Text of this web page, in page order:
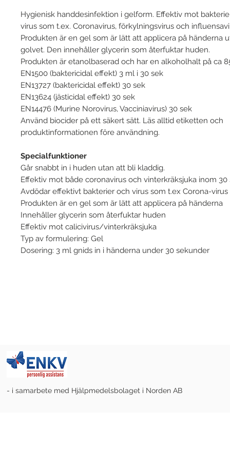
Hygienisk handdesinfektion i gelform. Effektiv mot
virus som t.ex. Coronavirus, förkylningsvirus och
Produkten är en gel som är lätt att applicera på händerna
golvet. Den innehåller glycerin som återfuktar huden.
Produkten är etanolbaserad och har en alkoholhalt på ca
EN1500 (baktericidal effekt) 3 ml i 30 sek
EN13727 (baktericidal effekt) 30 sek
EN13624 (jästicidal effekt) 30 sek
EN14476 (Murine Norovirus, Vacciniavirus) 30 sek
Använd biocider på ett säkert sätt. Läs alltid etiketten och
produktinformationen före användning.
Specialfunktioner
Går snabbt in i huden utan att bli kladdig.
Effektiv mot både coronavirus och vinterkräksjuka inom 30
Avdödar effektivt bakterier och virus som t.ex Corona-virus
Produkten är en gel som är lätt att applicera på händerna
Innehåller glycerin som återfuktar huden
Effektiv mot calicivirus/vinterkräksjuka
Typ av formulering: Gel
Dosering: 3 ml gnids in i händerna under 30 sekunder
- i samarbete med Hjälpmedelsbolaget i Norden AB